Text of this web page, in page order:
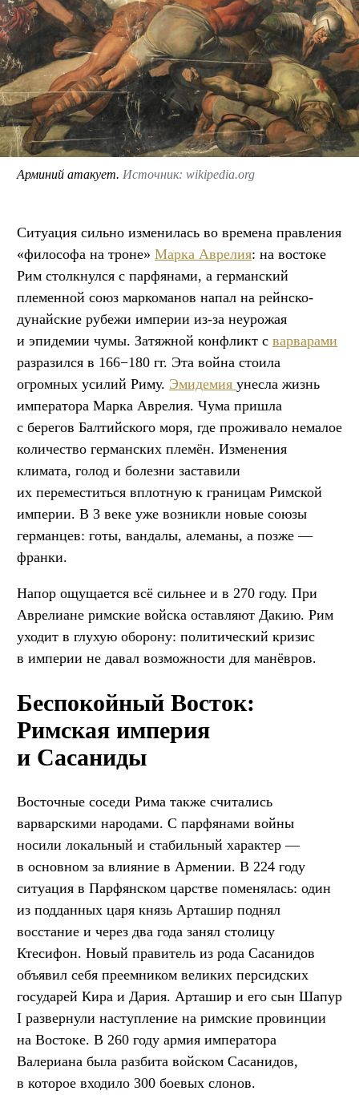
Арминий атакует. Источник: wikipedia.org
Ситуация сильно изменилась во времена правления
«философа на троне» Марка Аврелия: на востоке
Рим столкнулся с парфянами, а германский
племенной союз маркоманов напал на рейнско-
дунайские рубежи империи из-за неурожая
и эпидемии чумы. Затяжной конфликт с варварами
разразился в 166−180 гг. Эта война стоила
огромных усилий Риму. Эмидемия унесла жизнь
императора Марка Аврелия. Чума пришла
с берегов Балтийского моря, где проживало немалое
количество германских племён. Изменения
климата, голод и болезни заставили
их переместиться вплотную к границам Римской
империи. В 3 веке уже возникли новые союзы
германцев: готы, вандалы, алеманы, а позже —
франки.
Напор ощущается всё сильнее и в 270 году. При
Аврелиане римские войска оставляют Дакию. Рим
уходит в глухую оборону: политический кризис
в империи не давал возможности для манёвров.
Беспокойный Восток:
Римская империя
и Сасаниды
Восточные соседи Рима также считались
варварскими народами. С парфянами войны
носили локальный и стабильный характер —
в основном за влияние в Армении. В 224 году
ситуация в Парфянском царстве поменялась: один
из подданных царя князь Арташир поднял
восстание и через два года занял столицу
Ктесифон. Новый правитель из рода Сасанидов
объявил себя преемником великих персидских
государей Кира и Дария. Арташир и его сын Шапур
I развернули наступление на римские провинции
на Востоке. В 260 году армия императора
Валериана была разбита войском Сасанидов,
в которое входило 300 боевых слонов.